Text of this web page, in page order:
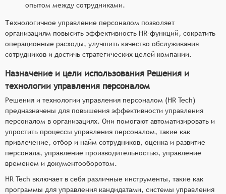
опытом между сотрудниками.
Технологичное управление персоналом позволяет
организациям повысить эффективность HR-функций, сократить
операционные расходы, улучшить качество обслуживания
сотрудников и достичь стратегических целей компании.
Назначение и цели использования Решения и
технологии управления персоналом
Решения и технологии управления персоналом (HR Tech)
предназначены для повышения эффективности управления
персоналом в организациях. Они помогают автоматизировать и
упростить процессы управления персоналом, такие как
привлечение, отбор и найм сотрудников, оценка и развитие
персонала, управление производительностью, управление
временем и документооборотом.
HR Tech включает в себя различные инструменты, такие как
программы для управления кандидатами, системы управления